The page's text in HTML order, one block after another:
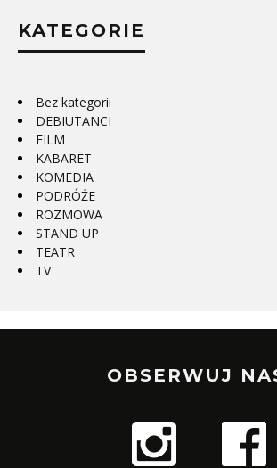
KATEGORIE
Bez kategorii
DEBIUTANCI
FILM
KABARET
KOMEDIA
PODRÓŻE
ROZMOWA
STAND UP
TEATR
TV
OBSERWUJ